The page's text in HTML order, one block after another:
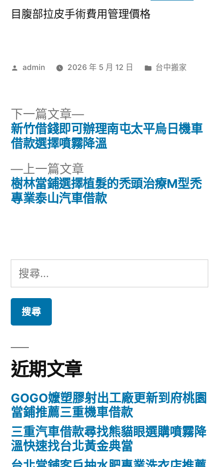
目腹部拉皮手術費用管理價格
作
admin 2026 年 5 月 12 日
分
台中搬家
文
導
覽
上一篇文章
一
篇
樹林當鋪選擇植髮的禿頭治療M型禿
專業泰山汽車借款
下一篇文章
下
一
篇
新竹借錢即可辦理南屯太平烏日機車
借款選擇噴霧降溫
搜
尋
鍵
字:
近期文章
GOGO嬤塑膠射出工廠更新到府桃園
當鋪推薦三重機車借款
三重汽車借款尋找熊貓眼選購噴霧降
溫快速找台北黃金典當